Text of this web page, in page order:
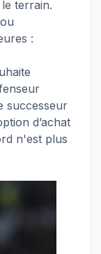
terrain.
:
successeur
d’achat
n'est plus